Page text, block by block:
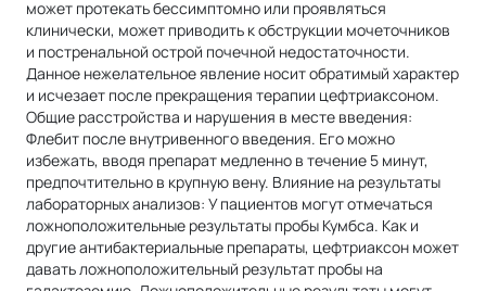
может протекать бессимптомно или проявляться
клинически, может приводить к обструкции мочеточников
и постренальной острой почечной недостаточности.
Данное нежелательное явление носит обратимый характер
и исчезает после прекращения терапии цефтриаксоном.
Общие расстройства и нарушения в месте введения:
Флебит после внутривенного введения. Его можно
избежать, вводя препарат медленно в течение 5 минут,
предпочтительно в крупную вену. Влияние на результаты
лабораторных анализов: У пациентов могут отмечаться
ложноположительные результаты пробы Кумбса. Как и
другие антибактериальные препараты, цефтриаксон может
давать ложноположительный результат пробы на